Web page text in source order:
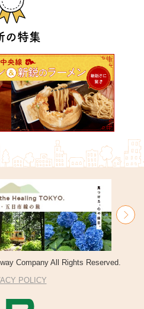
の特集
Company All Rights Reserved.
POLICY